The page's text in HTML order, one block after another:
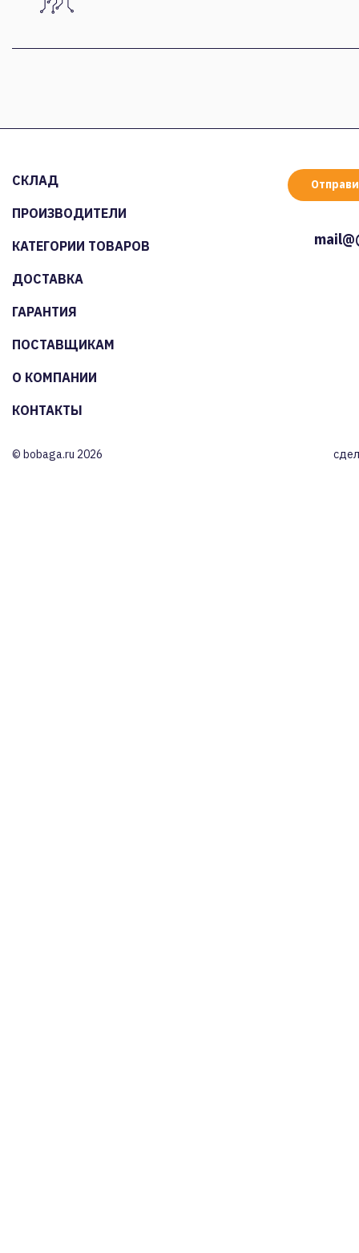
СКЛАД
ПРОИЗВОДИТЕЛИ
КАТЕГОРИИ ТОВАРОВ
ДОСТАВКА
ГАРАНТИЯ
ПОСТАВЩИКАМ
О КОМПАНИИ
КОНТАКТЫ
© bobaga.ru 2026